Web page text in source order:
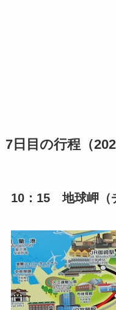
7日目の行程（
10：15 地球岬（